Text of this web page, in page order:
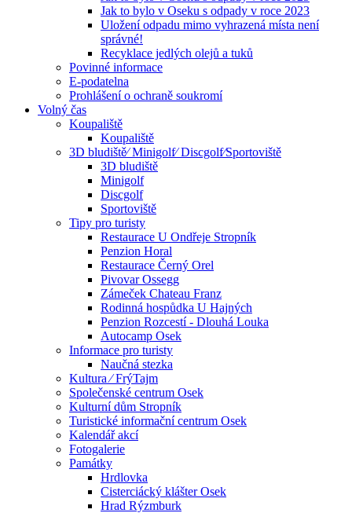
Jak to bylo v Oseku s odpady v roce 2023
Uložení odpadu mimo vyhrazená místa není
správné!
Recyklace jedlých olejů a tuků
Povinné informace
E-podatelna
Prohlášení o ochraně soukromí
Volný čas
Koupaliště
Koupaliště
3D bludiště⁄ Minigolf⁄ Discgolf⁄Sportoviště
3D bludiště
Minigolf
Discgolf
Sportoviště
Tipy pro turisty
Restaurace U Ondřeje Stropník
Penzion Horal
Restaurace Černý Orel
Pivovar Ossegg
Zámeček Chateau Franz
Rodinná hospůdka U Hajných
Penzion Rozcestí - Dlouhá Louka
Autocamp Osek
Informace pro turisty
Naučná stezka
Kultura ⁄ FrýTajm
Společenské centrum Osek
Kulturní dům Stropník
Turistické informační centrum Osek
Kalendář akcí
Fotogalerie
Památky
Hrdlovka
Cisterciácký klášter Osek
Hrad Rýzmburk